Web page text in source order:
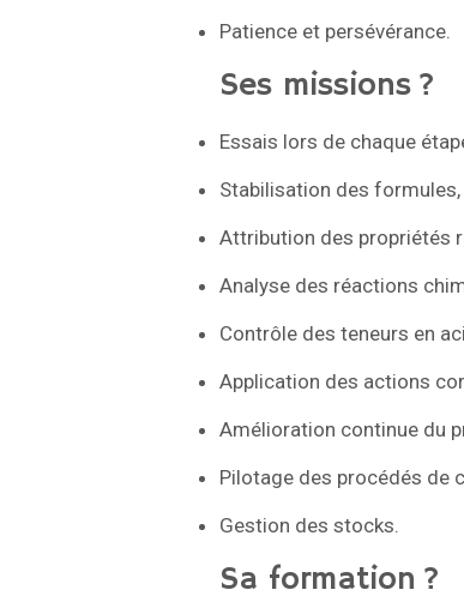
Patience et persévérance.
Ses missions ?
Essais lors de chaque
Stabilisation des formules,
Attribution des propriétés
Analyse des réactions
Contrôle des teneurs en
Application des actions
Amélioration continue du
Pilotage des procédés de
Gestion des stocks.
Sa formation ?